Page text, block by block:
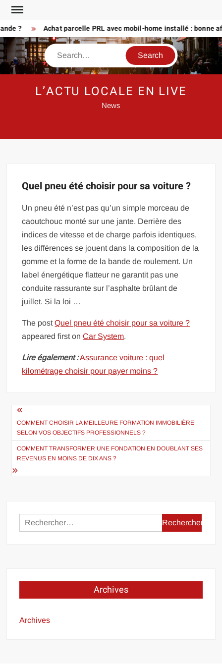
Skip
content
? Achat parcelle PRL avec mobil-home installé : bonne
Search
L’ACTU LOCALE EN LIVE
News
Quel pneu été choisir pour sa voiture ?
Un pneu été n’est pas qu’un simple morceau de
caoutchouc monté sur une jante. Derrière des
indices de vitesse et de charge parfois identiques,
les différences se jouent dans la composition de la
gomme et la forme de la bande de roulement. Un
label énergétique flatteur ne garantit pas une
conduite rassurante sur l’asphalte brûlant de
juillet. Si la loi …
The postQuel pneu été choisir pour sa voiture ?
appeared first onCar System.
Lire également :Assurance voiture : quel
kilométrage choisir pour payer moins ?
Navigation
de
l’article
COMMENT CHOISIR LA MEILLEURE FORMATION IMMOBILIÈRE
SELON VOS OBJECTIFS PROFESSIONNELS ?
COMMENT TRANSFORMER UNE FONDATION EN DOUBLANT SES
REVENUS EN MOINS DE DIX ANS ?
Rechercher :
Archives
Archives